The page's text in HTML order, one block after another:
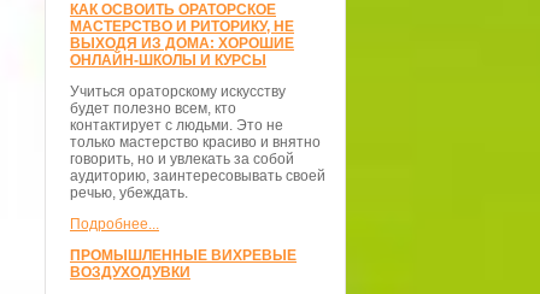
КАК ОСВОИТЬ ОРАТОРСКОЕ
МАСТЕРСТВО И РИТОРИКУ, НЕ
ВЫХОДЯ ИЗ ДОМА: ХОРОШИЕ
ОНЛАЙН-ШКОЛЫ И КУРСЫ
Учиться ораторскому искусству
будет полезно всем, кто
контактирует с людьми. Это не
только мастерство красиво и внятно
говорить, но и увлекать за собой
аудиторию, заинтересовывать своей
речью, убеждать.
Подробнее...
ПРОМЫШЛЕННЫЕ ВИХРЕВЫЕ
ВОЗДУХОДУВКИ